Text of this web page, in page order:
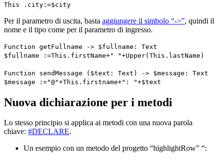
This . city :=$city
Per il parametro di uscita, basta aggiungere il simbolo “->”, quindi il
nome e il tipo come per il parametro di ingresso.
Function getFullname -> $fullname : Text
$fullname :=This . firstName+" "+Upper(This . lastName )
Function sendMessage ( $text : Text ) -> $message : Text
$message :="@"+This . firstname+": "+$text
Nuova dichiarazione per i metodi
Lo stesso principio si applica ai metodi con una nuova parola
chiave: #DECLARE.
Un esempio con un metodo del progetto “highlightRow” “: